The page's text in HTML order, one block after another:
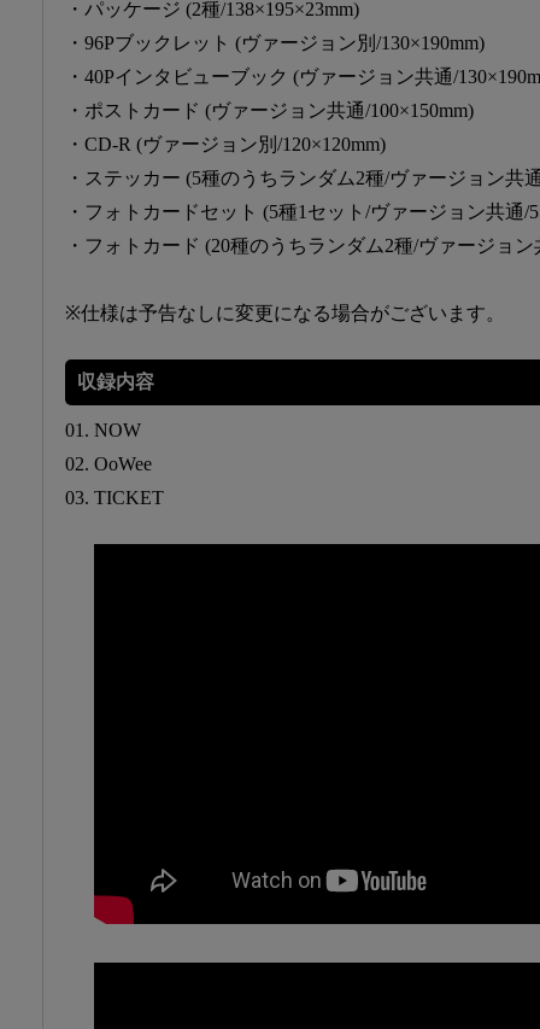
・パッケージ (2種/138×195×23mm)
・96Pブックレット (ヴァージョン別/130×190mm)
・40Pインタビューブック (ヴァージョン共通/
・ポストカード (ヴァージョン共通/100×150mm)
・CD-R (ヴァージョン別/120×120mm)
・ステッカー (5種のうちランダム2種/ヴァージョン共
・フォトカードセット (5種1セット/ヴァージョン共通/
・フォトカード (20種のうちランダム2種/ヴァージョン
※仕様は予告なしに変更になる場合がございます。
収録内容
01. NOW
02. OoWee
03. TICKET